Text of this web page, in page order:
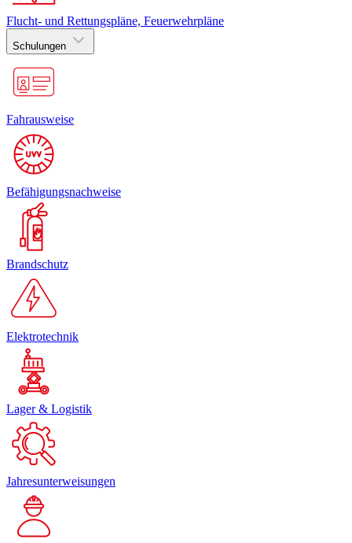
Flucht- und Rettungspläne, Feuerwehrpläne
Schulungen
Fahrausweise
Befähigungsnachweise
Brandschutz
Elektrotechnik
Lager & Logistik
Jahresunterweisungen